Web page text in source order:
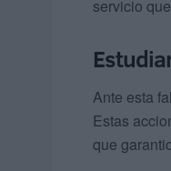
servicio
Ante esta
Estas
que